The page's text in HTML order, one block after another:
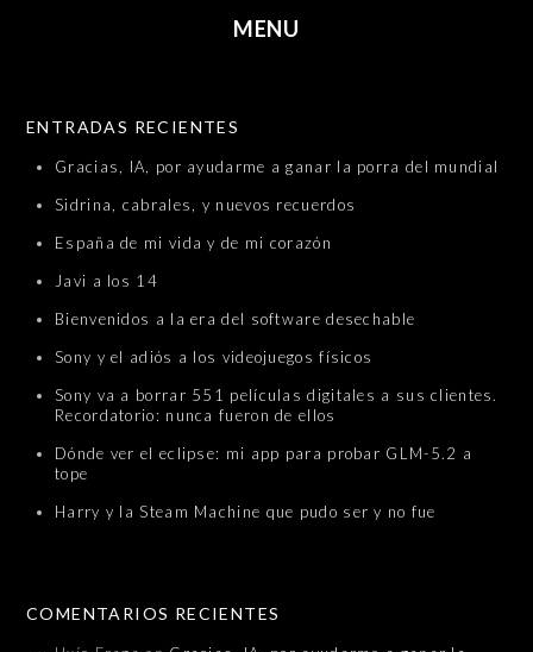
MENU
ENTRADAS RECIENTES
Gracias, IA, por ayudarme a ganar la porra del mundial
Sidrina, cabrales, y nuevos recuerdos
España de mi vida y de mi corazón
Javi a los 14
Bienvenidos a la era del software desechable
Sony y el adiós a los videojuegos físicos
Sony va a borrar 551 películas digitales a sus clientes.
Recordatorio: nunca fueron de ellos
Dónde ver el eclipse: mi app para probar GLM-5.2 a
tope
Harry y la Steam Machine que pudo ser y no fue
COMENTARIOS RECIENTES